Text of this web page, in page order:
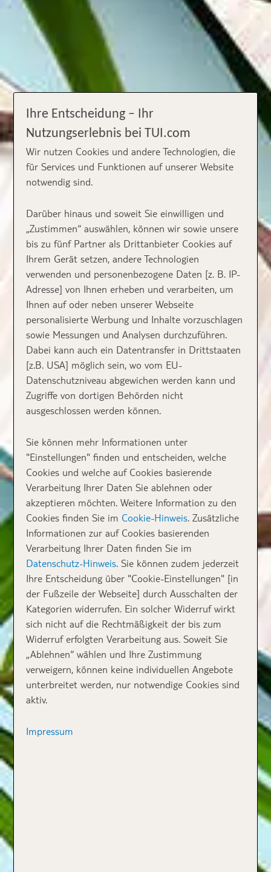
Ihre Entscheidung – Ihr
Nutzungserlebnis bei TUI.com
Wir nutzen Cookies und andere Technologien, die
für Services und Funktionen auf unserer Website
notwendig sind.
Darüber hinaus und soweit Sie einwilligen und
„Zustimmen“ auswählen, können wir sowie unsere
bis zu fünf Partner als Drittanbieter Cookies auf
Ihrem Gerät setzen, andere Technologien
verwenden und personenbezogene Daten [z. B. IP-
Adresse] von Ihnen erheben und verarbeiten, um
Ihnen auf oder neben unserer Webseite
personalisierte Werbung und Inhalte vorzuschlagen
sowie Messungen und Analysen durchzuführen.
Dabei kann auch ein Datentransfer in Drittstaaten
[z.B. USA] möglich sein, wo vom EU-
Datenschutzniveau abgewichen werden kann und
Zugriffe von dortigen Behörden nicht
ausgeschlossen werden können.
Sie können mehr Informationen unter
"Einstellungen" finden und entscheiden, welche
Cookies und welche auf Cookies basierende
Verarbeitung Ihrer Daten Sie ablehnen oder
akzeptieren möchten. Weitere Information zu den
Cookies finden Sie im Cookie-Hinweis. Zusätzliche
Informationen zur auf Cookies basierenden
Verarbeitung Ihrer Daten finden Sie im
Datenschutz-Hinweis. Sie können zudem jederzeit
Ihre Entscheidung über "Cookie-Einstellungen" [in
der Fußzeile der Webseite] durch Ausschalten der
Kategorien widerrufen. Ein solcher Widerruf wirkt
sich nicht auf die Rechtmäßigkeit der bis zum
Widerruf erfolgten Verarbeitung aus. Soweit Sie
„Ablehnen“ wählen und Ihre Zustimmung
verweigern, können keine individuellen Angebote
unterbreitet werden, nur notwendige Cookies sind
aktiv.
Impressum